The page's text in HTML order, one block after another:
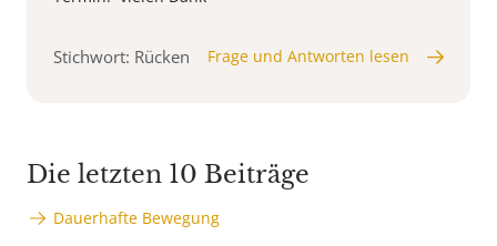
Stichwort: Rücken Frage und Antworten lesen
Die letzten 10 Beiträge
Dauerhafte Bewegung